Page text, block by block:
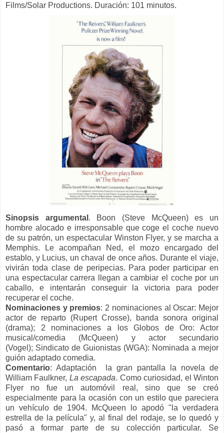
Films/Solar Productions. Duración: 101 minutos.
Sinopsis argumental . Boon (Steve McQueen) es un
hombre alocado e irresponsable que coge el coche nuevo
de su patrón, un espectacular Winston Flyer, y se marcha a
Memphis. Le acompañan Ned, el mozo encargado del
establo, y Lucius, un chaval de once años. Durante el viaje,
vivirán toda clase de peripecias. Para poder participar en
una espectacular carrera llegan a cambiar el coche por un
caballo, e intentarán conseguir la victoria para poder
recuperar el coche.
Nominaciones y premios: 2 nominaciones al Oscar: Mejor
actor de reparto (Rupert Crosse), banda sonora original
(drama); 2 nominaciones a los Globos de Oro: Actor
musical/comedia (McQueen) y actor secundario
(Vogel); Sindicato de Guionistas (WGA): Nominada a mejor
guión adaptado comedia.
Comentario: Adaptación
la gran pantalla la novela de
William Faulkner, La escapada. Como curiosidad, el Winton
Flyer no fue un automóvil real, sino que se creó
especialmente para la ocasión con un estilo que pareciera
un vehículo de 1904. McQueen lo apodó "la verdadera
estrella de la película" y, al final del rodaje, se lo quedó y
pasó a formar parte de su colección particular. Se